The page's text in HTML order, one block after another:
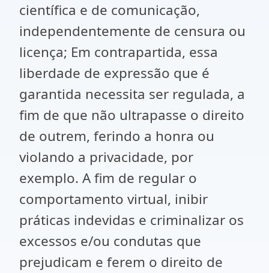
científica e de comunicação,
independentemente de censura ou
licença; Em contrapartida, essa
liberdade de expressão que é
garantida necessita ser regulada, a
fim de que não ultrapasse o direito
de outrem, ferindo a honra ou
violando a privacidade, por
exemplo. A fim de regular o
comportamento virtual, inibir
práticas indevidas e criminalizar os
excessos e/ou condutas que
prejudicam e ferem o direito de